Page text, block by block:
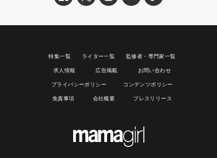
特集一覧 ライター一覧 監修者・専門家一覧
求人情報 広告掲載 お問い合わせ
プライバシーポリシー コンテンツポリシー
免責事項 会社概要 プレスリリース